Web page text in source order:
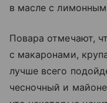
в масле с
Повара отмечают,
с макаронами,
лучше всего
чесночный и